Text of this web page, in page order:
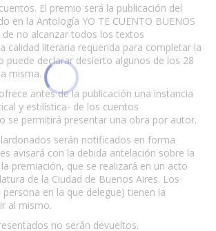
El premio será la publicación del
en la Antología YO TE CUENTO BUENOS
de no alcanzar todos los textos
calidad literaria requerida para completar la
puede declarar desierto algunos de los 28
misma.
antes de la publicación una instancia
y estilística- de los cuentos
se permitirá presentar una obra por autor.
serán notificados en forma
avisará con la debida antelación sobre la
premiación, que se realizará en un acto
de la Ciudad de Buenos Aires. Los
en la que delegue) tienen la
al mismo.
no serán devueltos.